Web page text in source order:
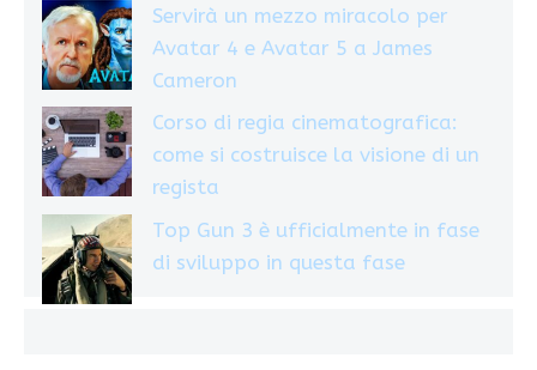
Servirà un mezzo miracolo per
Avatar 4 e Avatar 5 a James
Cameron
Corso di regia cinematografica:
come si costruisce la visione di un
regista
Top Gun 3 è ufficialmente in fase
di sviluppo in questa fase